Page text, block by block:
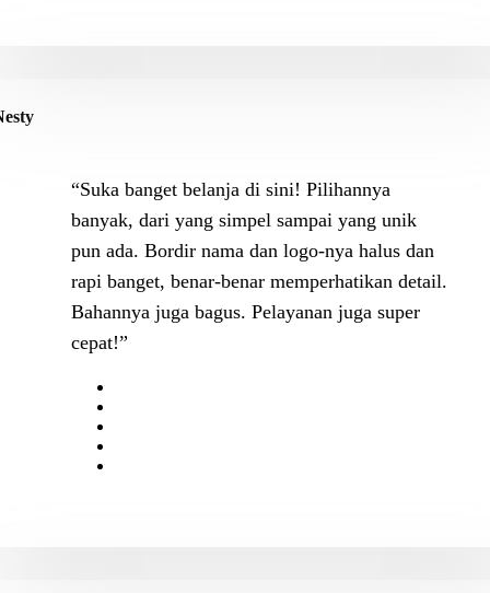
“Suka banget belanja di sini! Pilihannya
banyak, dari yang simpel sampai yang unik
pun ada. Bordir nama dan logo-nya halus dan
rapi banget, benar-benar memperhatikan detail.
Bahannya juga bagus. Pelayanan juga super
cepat!”